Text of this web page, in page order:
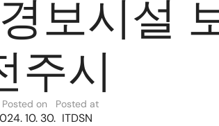
보시설
주시
Posted on
10. 30.
Posted at
ITDSN